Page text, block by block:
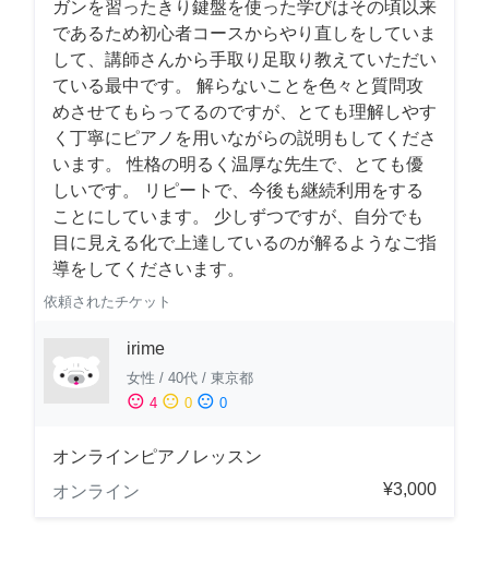
ガンを習ったきり鍵盤を使った学びはその頃以来
であるため初心者コースからやり直しをしていま
して、講師さんから手取り足取り教えていただい
ている最中です。 解らないことを色々と質問攻
めさせてもらってるのですが、とても理解しやす
く丁寧にピアノを用いながらの説明もしてくださ
います。 性格の明るく温厚な先生で、とても優
しいです。 リピートで、今後も継続利用をする
ことにしています。 少しずつですが、自分でも
目に見える化で上達しているのが解るようなご指
導をしてくださいます。
依頼されたチケット
irime
女性 / 40代 / 東京都
sentiment_satisfied 4 sentiment_neutral 0 sentiment_dissatisfied 0
オンラインピアノレッスン
オンライン
¥3,000